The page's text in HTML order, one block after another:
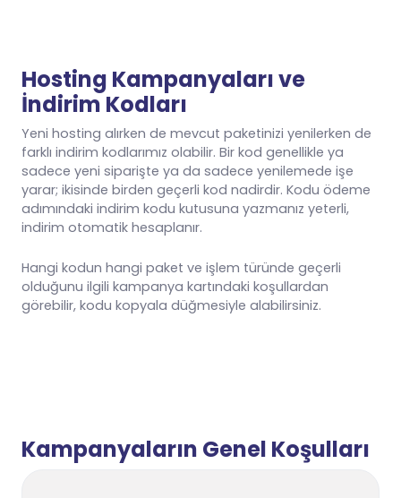
Hosting Kampanyaları ve
İndirim Kodları
Yeni hosting alırken de mevcut paketinizi yenilerken de
farklı indirim kodlarımız olabilir. Bir kod genellikle ya
sadece yeni siparişte ya da sadece yenilemede işe
yarar; ikisinde birden geçerli kod nadirdir. Kodu ödeme
adımındaki indirim kodu kutusuna yazmanız yeterli,
indirim otomatik hesaplanır.
Hangi kodun hangi paket ve işlem türünde geçerli
olduğunu ilgili kampanya kartındaki koşullardan
görebilir, kodu kopyala düğmesiyle alabilirsiniz.
Kampanyaların Genel Koşulları